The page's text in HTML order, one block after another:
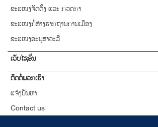
ຂະແໜງຈັດຕັ້ງ ແລະ ກວດກາ
ຂະແໜງກໍ່ສ້າງຮາກຖານການເມືອງ
ຂະແໜງອະນຸສາວະລີ
ເວັບໄຊອື່ນ
ຕິດຕໍ່ພວກເຮົາ
ແຈ້ງບັນຫາ
Contact us